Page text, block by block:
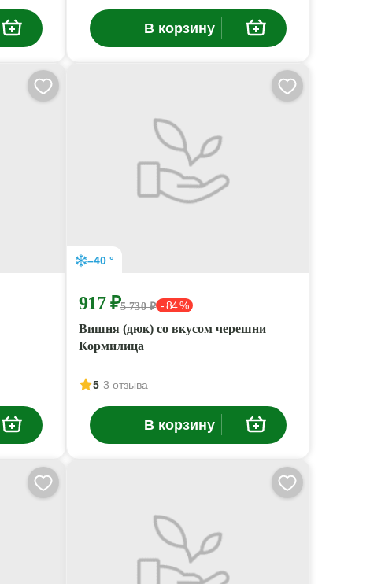
В корзину
–40 °
917 ₽5 730 ₽ - 84 %
Вишня (дюк) со вкусом черешни
Кормилица
5 3 отзыва
В корзину